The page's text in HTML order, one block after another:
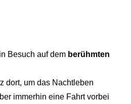
Besuch auf dem berühmten
dort, um das Nachtleben
immerhin eine Fahrt vorbei